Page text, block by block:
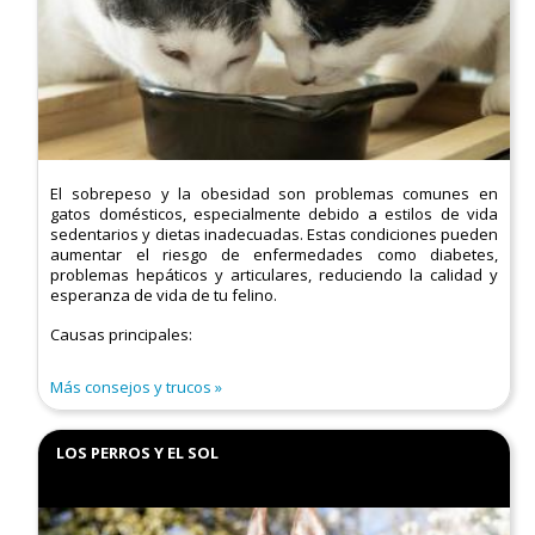
El sobrepeso y la obesidad son problemas comunes en
gatos domésticos, especialmente debido a estilos de vida
sedentarios y dietas inadecuadas. Estas condiciones pueden
aumentar el riesgo de enfermedades como diabetes,
problemas hepáticos y articulares, reduciendo la calidad y
esperanza de vida de tu felino.​
Causas principales:
Más consejos y trucos
LOS PERROS Y EL SOL